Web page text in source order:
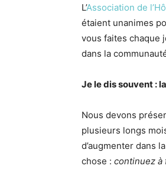
L’Association de
étaient unanimes
vous faites chaque
dans la
Je le dis souvent :
Nous devons
plusieurs longs
d’augmenter dans
chose : continuez à